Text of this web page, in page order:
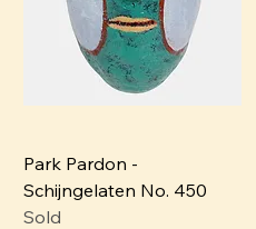
Park Pardon -
Schijngelaten No. 450
Sold